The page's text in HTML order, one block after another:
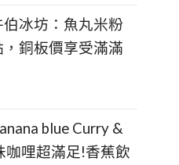
伯冰坊：魚丸米粉
銅板價享受滿滿
blue Curry &
哩超滿足!香蕉飲